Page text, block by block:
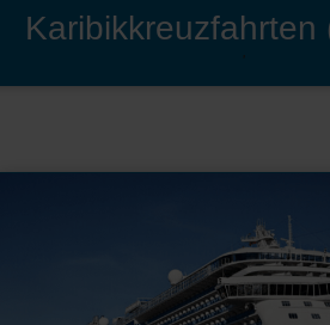
Karibikkreuzfahrten